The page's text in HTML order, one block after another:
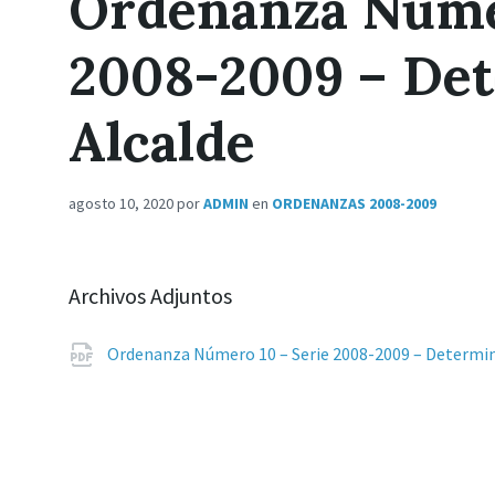
2008-2009 –
Alcalde
agosto 10, 2020porADMIN en ORDENANZAS 2008-2009
Archivos Adjuntos
Ordenanza Número 10 – Serie 2008-2009 –